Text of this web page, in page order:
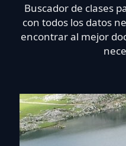
Buscador de clases
con todos los datos
encontrar al mejor